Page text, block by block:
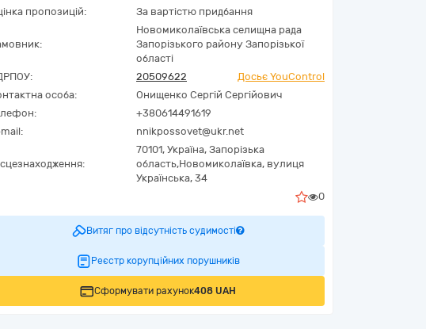
пропозицій:
За вартістю придбання
Новомиколаївська селищна рада
Запорізького району Запорізької
області
20509622
Досьє YouControl
особа:
Онищенко Сергій Сергійович
+380614491619
nnikpossovet@ukr.net
70101, Україна, Запорізька
область,Новомиколаївка, вулиця
Українська, 34
0
Витяг про відсутність судимості
Реєстр корупційних порушників
Сформувати рахунок408 UAH